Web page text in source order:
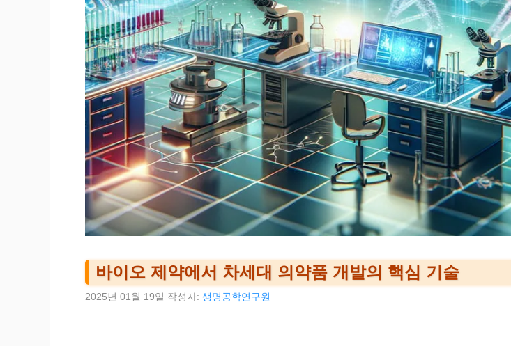
바이오 제약에서 차세대 의약품 개발의 핵심 기술
2025년 01월 19일 작성자: 생명공학연구원